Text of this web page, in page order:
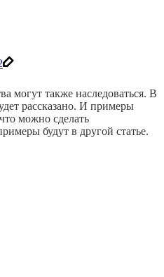
могут также наследоваться. В
рассказано. И примеры
можно сделать
будут в другой статье.